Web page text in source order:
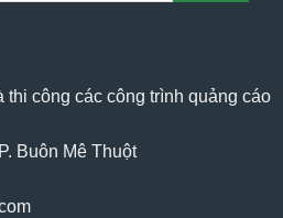
thi công các công trình quảng cáo
Buôn Mê Thuột